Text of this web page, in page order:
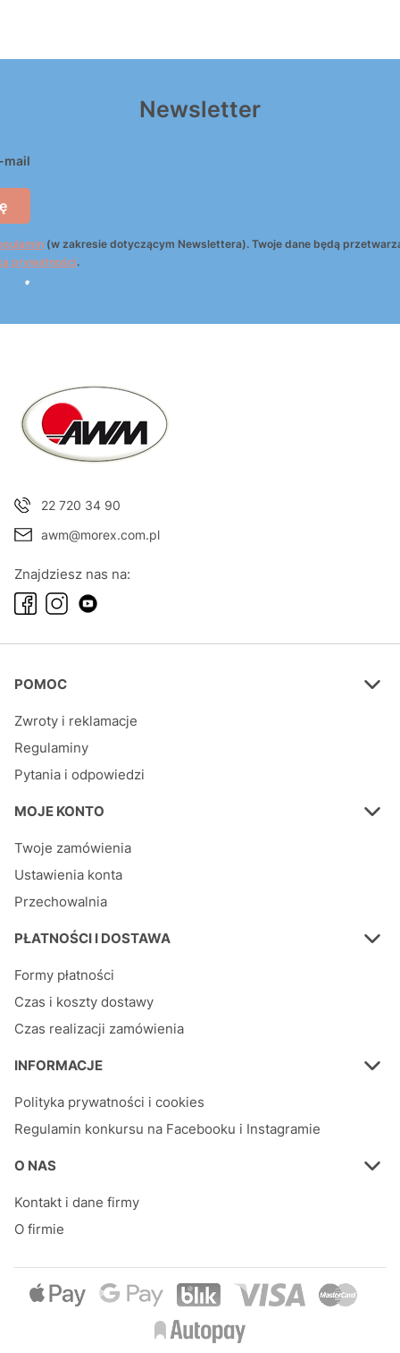
Newsletter
mail
(w zakresie dotyczącym Newslettera). Twoje dane będą
prywatności.
22 720 34 90
awm@morex.com.pl
Znajdziesz nas na:
Linki w stopce
POMOC
Zwroty i reklamacje
Regulaminy
Pytania i odpowiedzi
MOJE KONTO
Twoje zamówienia
Ustawienia konta
Przechowalnia
PŁATNOŚCI I DOSTAWA
Formy płatności
Czas i koszty dostawy
Czas realizacji zamówienia
INFORMACJE
Polityka prywatności i cookies
Regulamin konkursu na Facebooku i Instagramie
O NAS
Kontakt i dane firmy
O firmie